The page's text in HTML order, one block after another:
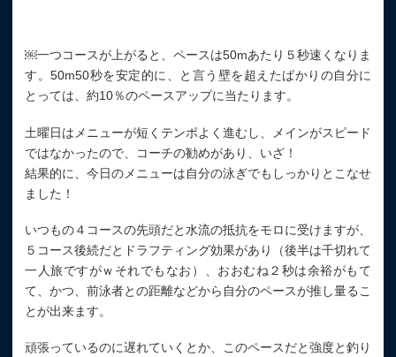
￼一つコースが上がると、ペースは50mあたり５秒速くなりま
す。50m50秒を安定的に、と言う壁を超えたばかりの自分に
とっては、約10％のペースアップに当たります。
土曜日はメニューが短くテンポよく進むし、メインがスピード
ではなかったので、コーチの勧めがあり、いざ！
結果的に、今日のメニューは自分の泳ぎでもしっかりとこなせ
ました！
いつもの４コースの先頭だと水流の抵抗をモロに受けますが、
５コース後続だとドラフティング効果があり（後半は千切れて
一人旅ですがｗそれでもなお）、おおむね２秒は余裕がもて
て、かつ、前泳者との距離などから自分のペースが推し量るこ
とが出来ます。
頑張っているのに遅れていくとか、このペースだと強度と釣り